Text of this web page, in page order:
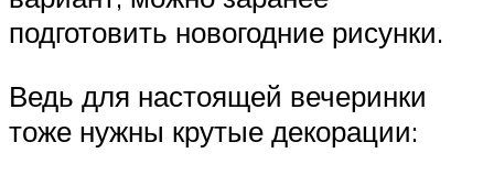
подготовить новогодние рисунки.
Ведь для настоящей вечеринки
тоже нужны крутые декорации: